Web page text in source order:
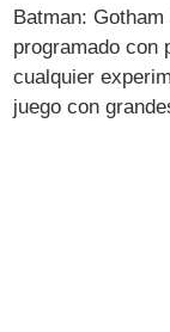
Batman:
programado con
cualquier
juego con